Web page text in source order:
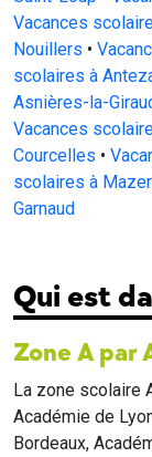
Vacances
Nouillers •
scolaires à
Asnières-la-
Vacances
Courcelles •
scolaires à
Garnaud
Qui est
Zone A par
La zone scolaire
Académie de
Bordeaux,